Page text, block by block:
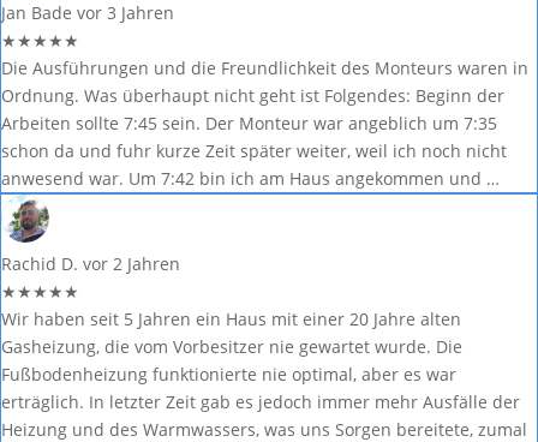
Jan Bade vor 3 Jahren
★★★★★
Die Ausführungen und die Freundlichkeit des Monteurs waren in
Ordnung. Was überhaupt nicht geht ist Folgendes: Beginn der
Arbeiten sollte 7:45 sein. Der Monteur war angeblich um 7:35
schon da und fuhr kurze Zeit später weiter, weil ich noch nicht
anwesend war. Um 7:42 bin ich am Haus angekommen und …
Rachid D. vor 2 Jahren
★★★★★
Wir haben seit 5 Jahren ein Haus mit einer 20 Jahre alten
Gasheizung, die vom Vorbesitzer nie gewartet wurde. Die
Fußbodenheizung funktionierte nie optimal, aber es war
erträglich. In letzter Zeit gab es jedoch immer mehr Ausfälle der
Heizung und des Warmwassers, was uns Sorgen bereitete, zumal